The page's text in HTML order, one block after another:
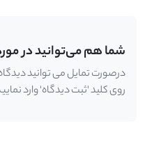
شما هم می‌توانید در
درصورت تمایل می توانید
روی کلید 'ثبت دیدگاه' وارد